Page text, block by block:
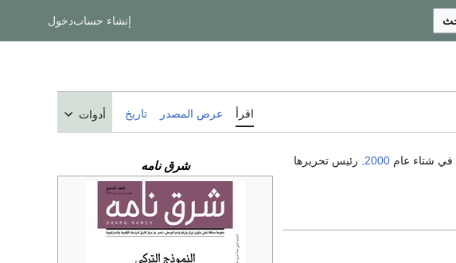
إنشاء حسابدخول
اقرأ عرض المصدر تاريخ أدوات
شرق نامه شتاء عام 2000 . رئيس تحريرها